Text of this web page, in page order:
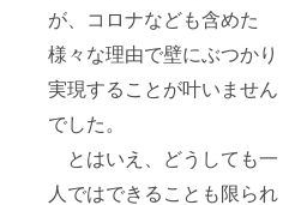
が、コロナなども含めた
様々な理由で壁にぶつかり
実現することが叶いません
でした。
とはいえ、どうしても一
人ではできることも限られ